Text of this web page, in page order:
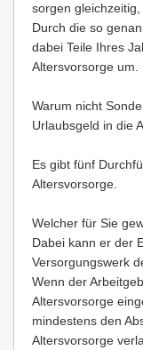
sorgen
Durch die so
dabei Teile Ihres
Altersvorsorge um.
Warum nicht
Urlaubsgeld in die
Es gibt fünf
Altersvorsorge.
Welcher für Sie
Dabei kann er der
Versorgungswerk
Wenn der
Altersvorsorge
mindestens den
Altersvorsorge